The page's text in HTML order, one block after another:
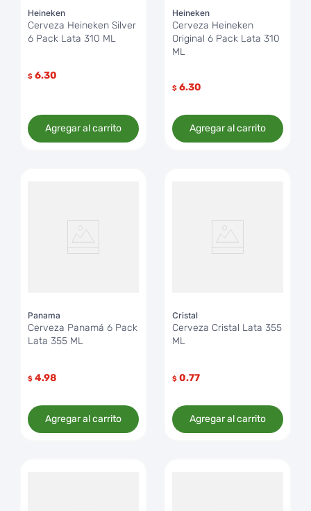
Heineken
Cerveza Heineken Silver
6 Pack Lata 310 ML
$ 6.30
Agregar al carrito
Heineken
Cerveza Heineken
Original 6 Pack Lata 310
ML
$ 6.30
Agregar al carrito
Panama
Cerveza Panamá 6 Pack
Lata 355 ML
$ 4.98
Agregar al carrito
Cristal
Cerveza Cristal Lata 355
ML
$ 0.77
Agregar al carrito